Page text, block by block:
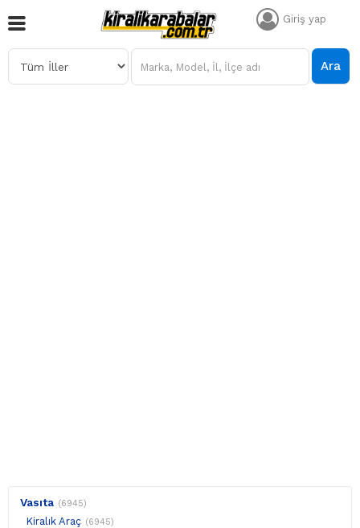
Giriş yap
Ara
Vasıta (6945)
Kiralık Araç (6945)